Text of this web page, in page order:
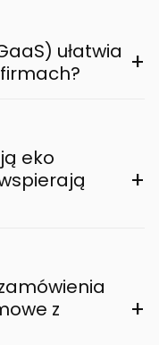
ułatwia +
eko
+
z
+